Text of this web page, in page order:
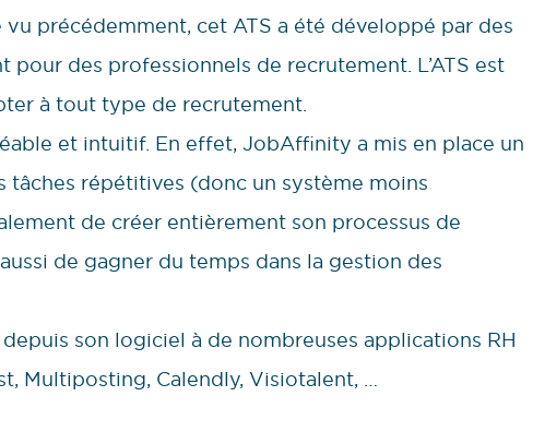
précédemment, cet ATS a été développé par des
des professionnels de recrutement. L’ATS est
à tout type de recrutement.
et intuitif. En effet, JobAffinity a mis en place un
tâches répétitives (donc un système moins
de créer entièrement son processus de
de gagner du temps dans la gestion des
son logiciel à de nombreuses applications RH
Multiposting, Calendly, Visiotalent, …